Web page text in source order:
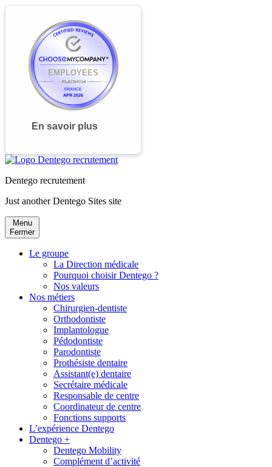
Dentego recrutement
Just another Dentego Sites site
Menu
Fermer
Le groupe
La Direction médicale
Pourquoi choisir Dentego ?
Nos valeurs
Nos métiers
Chirurgien-dentiste
Orthodontiste
Implantologue
Pédodontiste
Parodontiste
Prothésiste dentaire
Assistant(e) dentaire
Secrétaire médicale
Responsable de centre
Coordinateur de centre
Fonctions supports
L’expérience Dentego
Dentego +
Dentego Mobility
Complément d’activité